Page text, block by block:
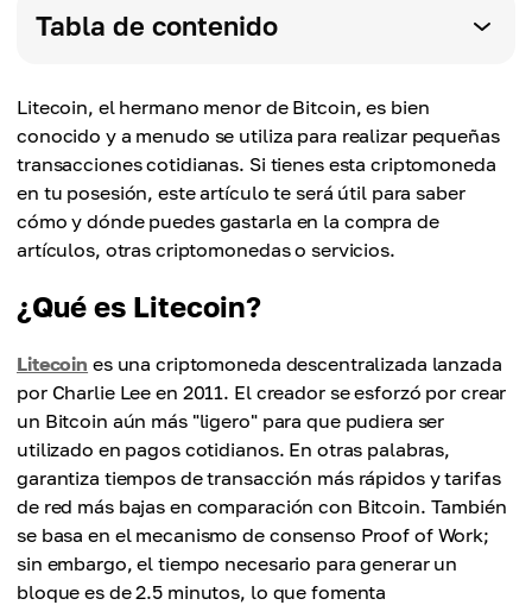
Tabla de contenido
Litecoin, el hermano menor de Bitcoin, es bien
conocido y a menudo se utiliza para realizar pequeñas
transacciones cotidianas. Si tienes esta criptomoneda
en tu posesión, este artículo te será útil para saber
cómo y dónde puedes gastarla en la compra de
artículos, otras criptomonedas o servicios.
¿Qué es Litecoin?
Litecoin es una criptomoneda descentralizada lanzada
por Charlie Lee en 2011. El creador se esforzó por crear
un Bitcoin aún más "ligero" para que pudiera ser
utilizado en pagos cotidianos. En otras palabras,
garantiza tiempos de transacción más rápidos y tarifas
de red más bajas en comparación con Bitcoin. También
se basa en el mecanismo de consenso Proof of Work;
sin embargo, el tiempo necesario para generar un
bloque es de 2.5 minutos, lo que fomenta